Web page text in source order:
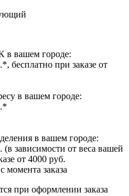
в вашем городе:
бесплатно при заказе от
в вашем городе:
в вашем городе:
зависимости от веса вашей
от 4000 руб.
момента заказа
при оформлении заказа